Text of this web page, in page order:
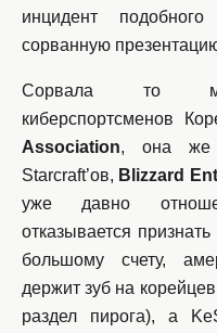
инцидент
сорванную
Сорвала то
киберспортсменов
Association, она же
Starcraft’ов, Blizzard
уже давно
отказывается
большому счету,
держит зуб на
раздел пирога), а